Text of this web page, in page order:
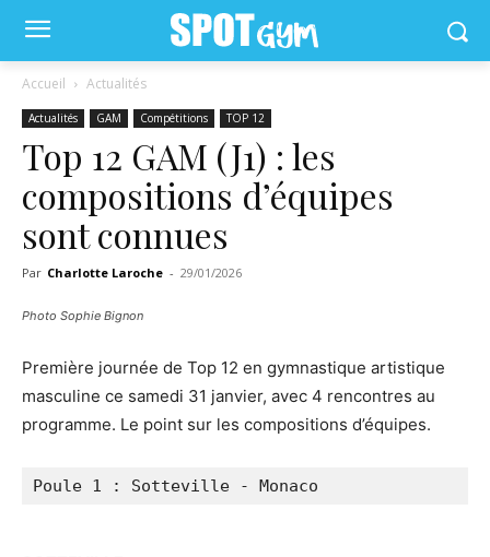
Accueil Actualités
Actualités GAM Compétitions TOP 12
Top 12 GAM (J1) : les
compositions d’équipes
sont connues
Par Charlotte Laroche - 29/01/2026
Photo Sophie Bignon
Première journée de Top 12 en gymnastique artistique
masculine ce samedi 31 janvier, avec 4 rencontres au
programme. Le point sur les compositions d’équipes.
Poule 1 : Sotteville - Monaco